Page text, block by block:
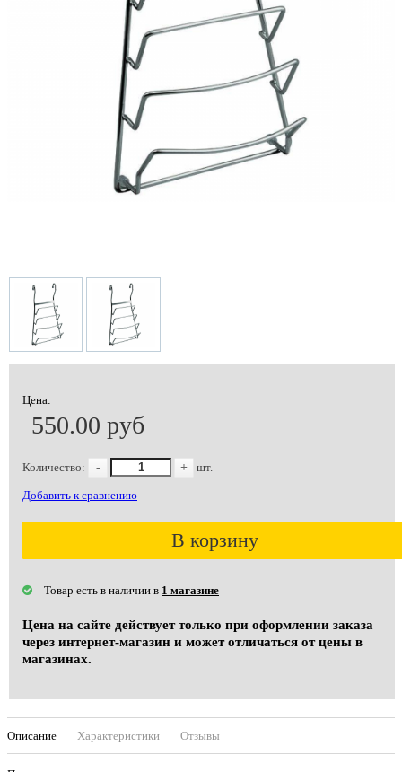
Цена:
550.00 руб
Количество: - + шт.
Добавить к сравнению
В корзину
Товар есть в наличии в 1 магазине
Цена на сайте действует только при оформлении заказа
через интернет-магазин и может отличаться от цены в
магазинах.
Описание Характеристики Отзывы